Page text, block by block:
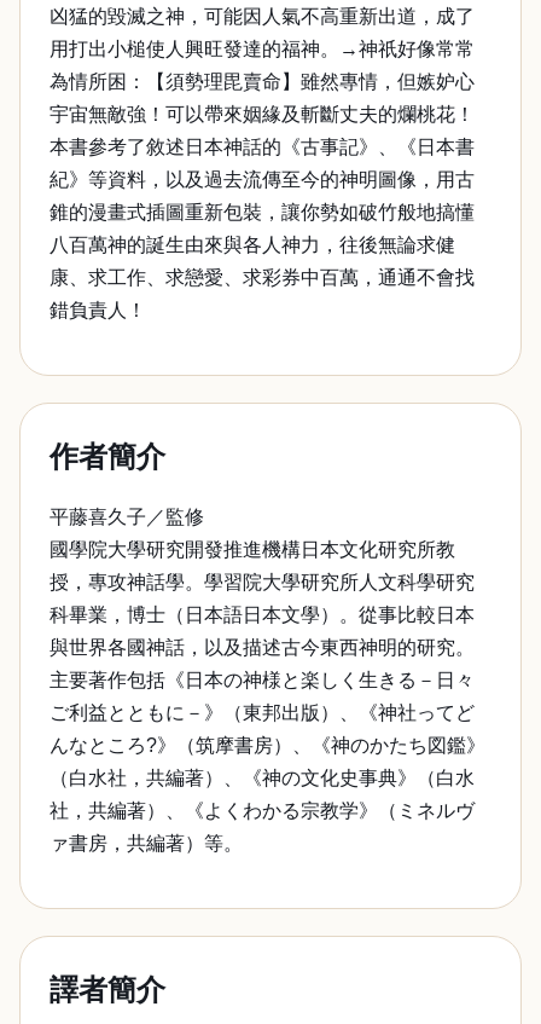
凶猛的毀滅之神，可能因人氣不高重新出道，成了
用打出小槌使人興旺發達的福神。→神祇好像常常
為情所困：【須勢理毘賣命】雖然專情，但嫉妒心
宇宙無敵強！可以帶來姻緣及斬斷丈夫的爛桃花！
本書參考了敘述日本神話的《古事記》、《日本書
紀》等資料，以及過去流傳至今的神明圖像，用古
錐的漫畫式插圖重新包裝，讓你勢如破竹般地搞懂
八百萬神的誕生由來與各人神力，往後無論求健
康、求工作、求戀愛、求彩券中百萬，通通不會找
錯負責人！
作者簡介
平藤喜久子／監修
國學院大學研究開發推進機構日本文化研究所教
授，專攻神話學。學習院大學研究所人文科學研究
科畢業，博士（日本語日本文學）。從事比較日本
與世界各國神話，以及描述古今東西神明的研究。
主要著作包括《日本の神様と楽しく生きる－日々
ご利益とともに－》（東邦出版）、《神社ってど
んなところ?》（筑摩書房）、《神のかたち図鑑》
（白水社，共編著）、《神の文化史事典》（白水
社，共編著）、《よくわかる宗教学》（ミネルヴ
ァ書房，共編著）等。
譯者簡介